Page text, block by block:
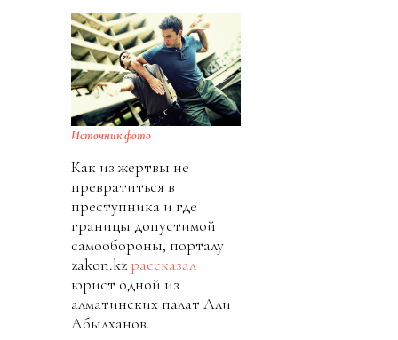
Источник фото
Как из жертвы не
превратиться в
преступника и где
границы допустимой
самообороны, порталу
zakon.kzрассказал
юрист одной из
алматинских палат Али
Абылханов.